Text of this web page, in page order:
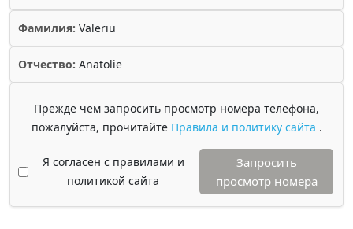
Фамилия: Valeriu
Отчество: Anatolie
Прежде чем запросить просмотр номера телефона,
пожалуйста, прочитайте Правила и политику сайта .
Я согласен с правилами и
политикой сайта
Запросить
просмотр номера